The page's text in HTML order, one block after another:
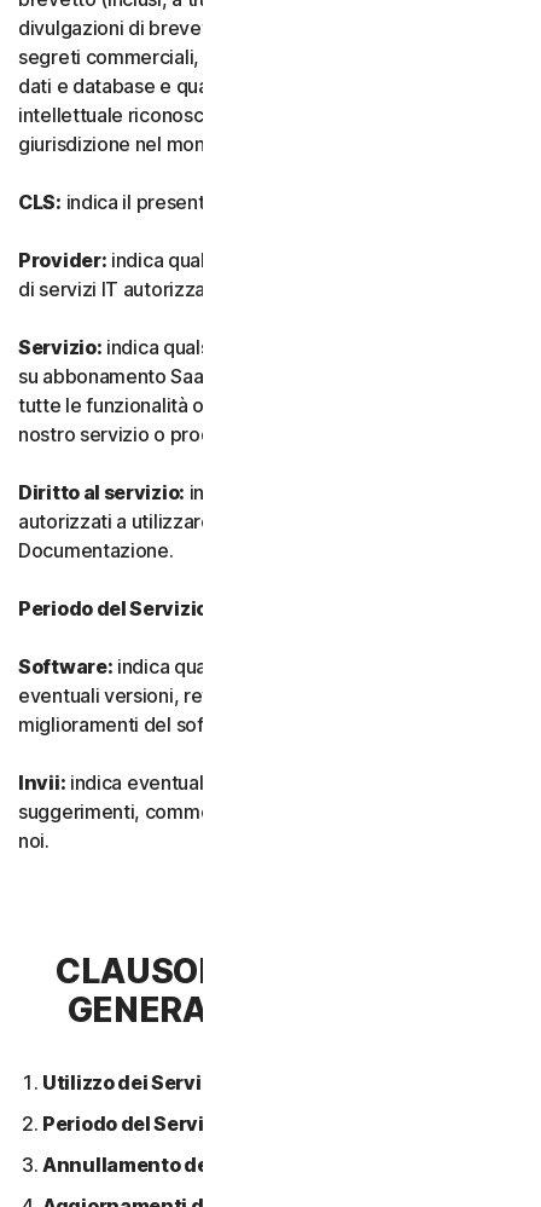
divulgazioni di brevetti), invenzioni, diritti d’autore,
segreti commerciali, diritti morali, know-how, diritti su
dati e database e qualsiasi altro diritto di proprietà
intellettuale riconosciuto in qualsiasi Paese o
giurisdizione nel mondo.
CLS: indica il presente Contratto di Licenza e Servizi.
Provider: indica qualsiasi nostro rivenditore o provider
di servizi IT autorizzato.
Servizio: indica qualsiasi nostro servizio o offerta basata
su abbonamento SaaS (software as-a-service) insieme a
tutte le funzionalità o servizi associati, nonché qualsiasi
nostro servizio o prodotto una tantum.
Diritto al servizio: indica il numero e il tipo di Dispositivi
autorizzati a utilizzare il Software, come specificato nella
Documentazione.
Periodo del Servizio:
Software: indica qualsiasi nostro software, inclusi
eventuali versioni, revisioni, aggiornamenti o
miglioramenti del software.
Invii: indica eventuali feedback, recensioni,
suggerimenti, commenti o idee relativi ai Servizi inviati a
noi.
CLAUSOLA 2 - CONDIZIONI
GENERALI DEL SERVIZIO
Utilizzo dei Servizi.
Periodo del Servizio.
Annullamento del Servizio.